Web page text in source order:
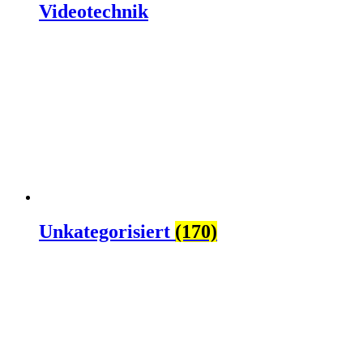
Videotechnik
Unkategorisiert (170)